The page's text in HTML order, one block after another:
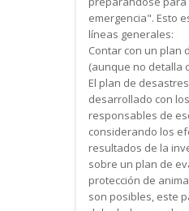
emergencia". Esto
líneas generales:
Contar con un plan
(aunque no detalla
El plan de
desarrollado con
responsables de
considerando los
resultados de la
sobre un plan de
protección de
son posibles, este